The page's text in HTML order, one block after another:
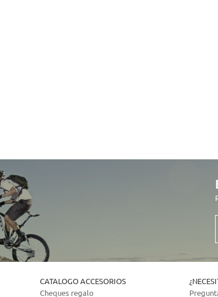
CATALOGO ACCESORIOS
Cheques regalo